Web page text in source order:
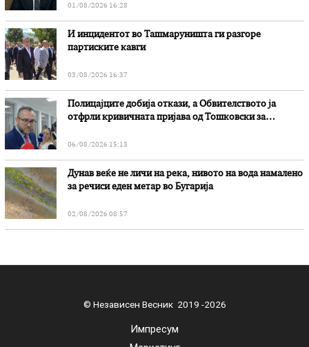
01/08/2026 16:28
И инцидентот во Ташмаруништa ги разгоре
партиските кавги
03/08/2026 16:37
Полицајците добија откази, а Обвителството ја
отфрли кривичната пријава од Тошковски за
06/08/2026 15:13
Дунав веќе не личи на река, нивото на вода намалено
за речиси еден метар во Бугарија
02/08/2026 08:57
© Независен Весник 2019 -2026
Импресум